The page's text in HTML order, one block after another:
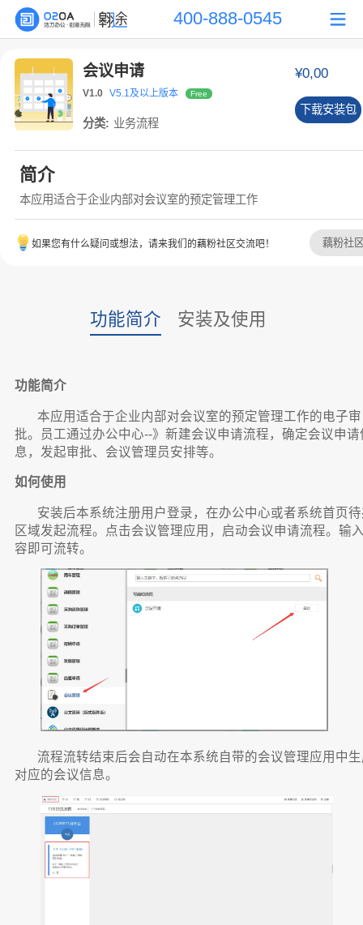
400-888-0545
会议申请
V1.0 V5.1及以上版本 Free
分类: 业务流程
¥0,00
下载安装包
简介
本应用适合于企业内部对会议室的预定管理工作
如果您有什么疑问或想法，请来我们的藕粉社区交流吧！ 藕粉社
功能简介 安装及使用
功能简介
本应用适合于企业内部对会议室的预定管理工作的电子审
批。员工通过办公中心--》新建会议申请流程，确定会议申请
息，发起审批、会议管理员安排等。
如何使用
安装后本系统注册用户登录，在办公中心或者系统首页
区域发起流程。点击会议管理应用，启动会议申请流程。输
容即可流转。
流程流转结束后会自动在本系统自带的会议管理应用中生
对应的会议信息。